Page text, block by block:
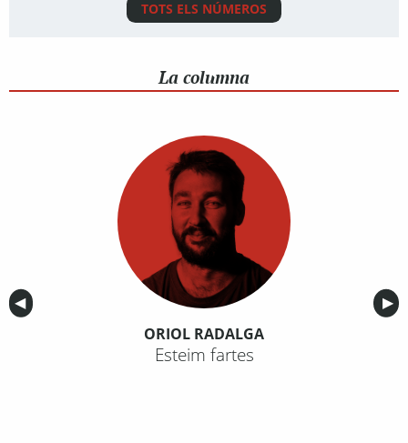
TOTS ELS NÚMEROS
La columna
Anterior
◀︎ ▶︎
ORIOL RADALGA
Esteim fartes